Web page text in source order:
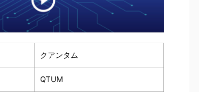
クアンタム
QTUM